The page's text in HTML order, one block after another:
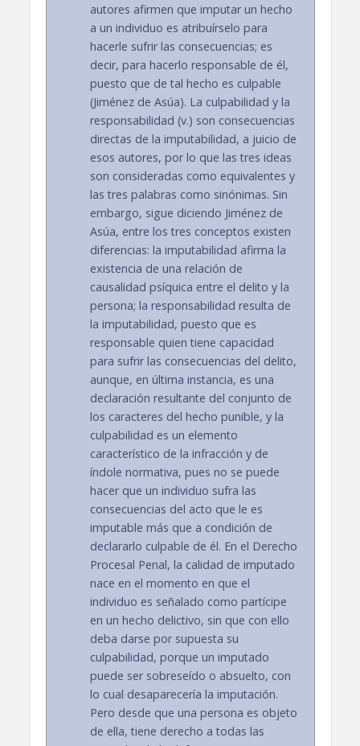
autores afirmen que imputar un hecho
a un individuo es atribuírselo para
hacerle sufrir las consecuencias; es
decir, para hacerlo responsable de él,
puesto que de tal hecho es culpable
(Jiménez de Asúa). La culpabilidad y la
responsabilidad (v.) son consecuencias
directas de la imputabilidad, a juicio de
esos autores, por lo que las tres ideas
son consideradas como equivalentes y
las tres palabras como sinónimas. Sin
embargo, sigue diciendo Jiménez de
Asúa, entre los tres conceptos existen
diferencias: la imputabilidad afirma la
existencia de una relación de
causalidad psíquica entre el delito y la
persona; la responsabilidad resulta de
la imputabilidad, puesto que es
responsable quien tiene capacidad
para sufrir las consecuencias del delito,
aunque, en última instancia, es una
declaración resultante del conjunto de
los caracteres del hecho punible, y la
culpabilidad es un elemento
característico de la infracción y de
índole normativa, pues no se puede
hacer que un individuo sufra las
consecuencias del acto que le es
imputable más que a condición de
declararlo culpable de él. En el Derecho
Procesal Penal, la calidad de imputado
nace en el momento en que el
individuo es señalado como partícipe
en un hecho delictivo, sin que con ello
deba darse por supuesta su
culpabilidad, porque un imputado
puede ser sobreseído o absuelto, con
lo cual desaparecería la imputación.
Pero desde que una persona es objeto
de ella, tiene derecho a todas las